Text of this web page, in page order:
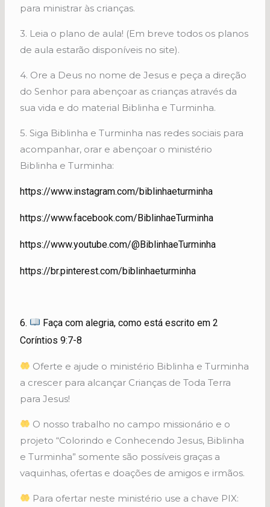
para ministrar às crianças.
3. Leia o plano de aula! (Em breve todos os planos
de aula estarão disponíveis no site).
4. Ore a Deus no nome de Jesus e peça a direção
do Senhor para abençoar as crianças através da
sua vida e do material Biblinha e Turminha.
5. Siga Biblinha e Turminha nas redes sociais para
acompanhar, orar e abençoar o ministério
Biblinha e Turminha:
https://www.instagram.com/biblinhaeturminha
https://www.facebook.com/BiblinhaeTurminha
https://www.youtube.com/@BiblinhaeTurminha
https://br.pinterest.com/biblinhaeturminha
6.
Faça com alegria, como está escrito em 2
Coríntios 9:7-8
Oferte e ajude o ministério Biblinha e Turminha
a crescer para alcançar Crianças de Toda Terra
para Jesus!
O nosso trabalho no campo missionário e o
projeto “Colorindo e Conhecendo Jesus, Biblinha
e Turminha” somente são possíveis graças a
vaquinhas, ofertas e doações de amigos e irmãos.
Para ofertar neste ministério use a chave PIX: